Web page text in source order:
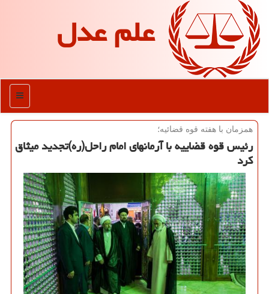
علم عدل
منو
همزمان با هفته قوه قضائیه؛
رئیس قوه قضاییه با آرمانهای امام راحل(ره)تجدید میثاق
كرد